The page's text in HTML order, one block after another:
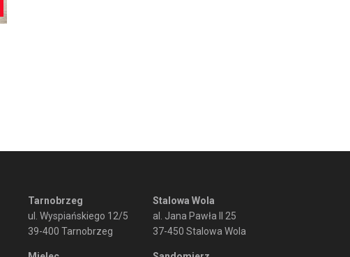
Tarnobrzeg
ul. Wyspiańskiego 12/5
39-400 Tarnobrzeg
Stalowa Wola
al. Jana Pawła II 25
37-450 Stalowa Wola